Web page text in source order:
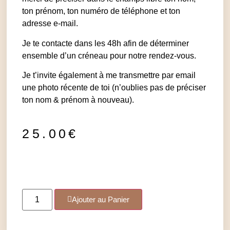
ton prénom, ton numéro de téléphone et ton
adresse e-mail.
Je te contacte dans les 48h afin de déterminer
ensemble d’un créneau pour notre rendez-vous.
Je t’invite également à me transmettre par email
une photo récente de toi (n’oublies pas de préciser
ton nom & prénom à nouveau).
25.00€
Ajouter au Panier